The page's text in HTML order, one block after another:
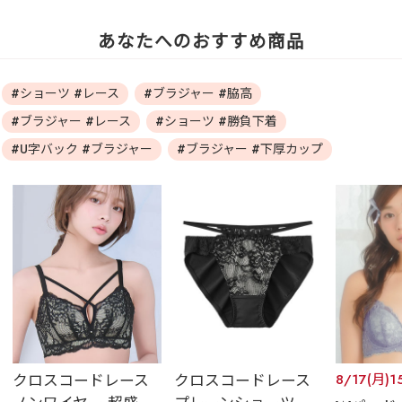
あなたへのおすすめ商品
#ショーツ #レース
#ブラジャー #脇高
#ブラジャー #レース
#ショーツ #勝負下着
#U字バック #ブラジャー
#ブラジャー #下厚カップ
クロスコードレース
クロスコードレース
8/17(月